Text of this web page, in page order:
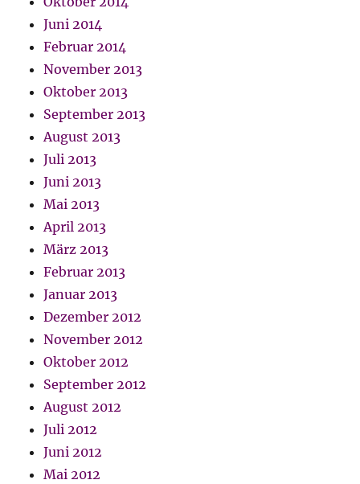
Juni 2014
Februar 2014
November 2013
Oktober 2013
September 2013
August 2013
Juli 2013
Juni 2013
Mai 2013
April 2013
März 2013
Februar 2013
Januar 2013
Dezember 2012
November 2012
Oktober 2012
September 2012
August 2012
Juli 2012
Juni 2012
Mai 2012